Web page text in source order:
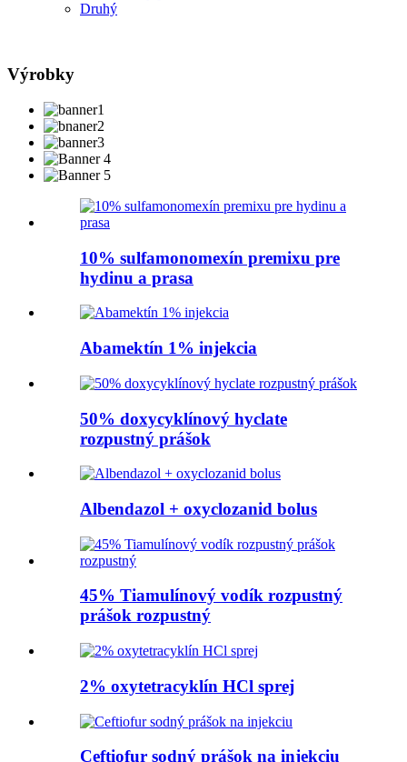
Druhý
Výrobky
10% sulfamonomexín premixu pre
hydinu a prasa
Abamektín 1% injekcia
50% doxycyklínový hyclate
rozpustný prášok
Albendazol + oxyclozanid bolus
45% Tiamulínový vodík rozpustný
prášok rozpustný
2% oxytetracyklín HCl sprej
Ceftiofur sodný prášok na injekciu